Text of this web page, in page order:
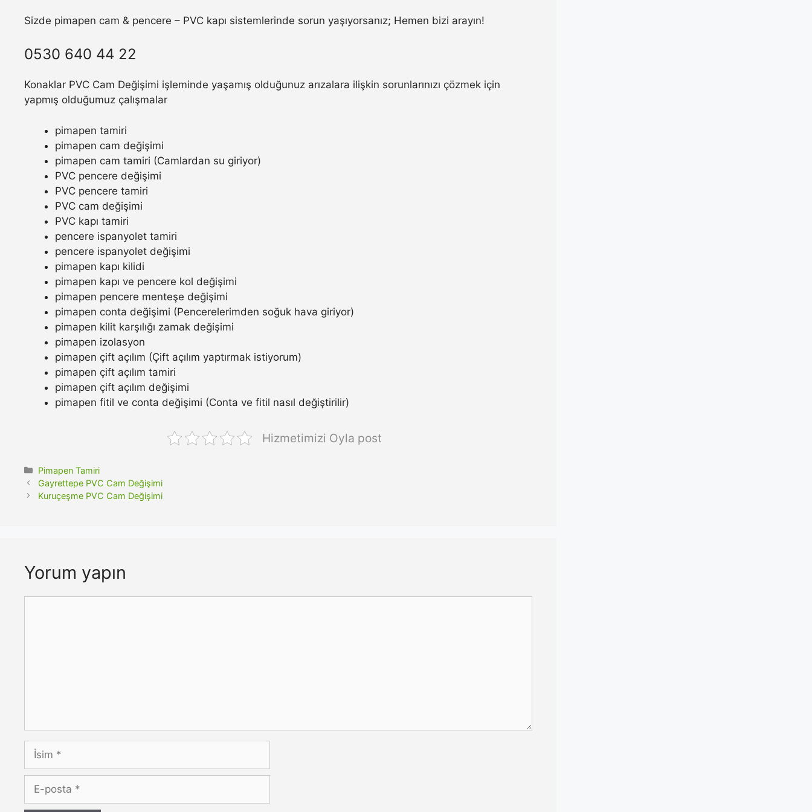
Sizde pimapen cam & pencere – PVC kapı sistemlerinde sorun yaşıyorsanız; Hemen bizi arayın!
0530 640 44 22
Konaklar PVC Cam Değişimi işleminde yaşamış olduğunuz arızalara ilişkin sorunlarınızı çözmek için
yapmış olduğumuz çalışmalar
pimapen tamiri
pimapen cam değişimi
pimapen cam tamiri (Camlardan su giriyor)
PVC pencere değişimi
PVC pencere tamiri
PVC cam değişimi
PVC kapı tamiri
pencere ispanyolet tamiri
pencere ispanyolet değişimi
pimapen kapı kilidi
pimapen kapı ve pencere kol değişimi
pimapen pencere menteşe değişimi
pimapen conta değişimi (Pencerelerimden soğuk hava giriyor)
pimapen kilit karşılığı zamak değişimi
pimapen izolasyon
pimapen çift açılım (Çift açılım yaptırmak istiyorum)
pimapen çift açılım tamiri
pimapen çift açılım değişimi
pimapen fitil ve conta değişimi (Conta ve fitil nasıl değiştirilir)
Hizmetimizi Oyla post
Kategoriler
Pimapen Tamiri
Gayrettepe PVC Cam Değişimi
Kuruçeşme PVC Cam Değişimi
Yorum yapın
İsim
posta